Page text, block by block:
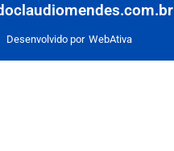
Desenvolvido por WebAtiva